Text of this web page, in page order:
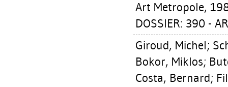
Art Metropole,
DOSSIER: 390 -
Giroud, Michel;
Bokor, Miklos;
Costa, Bernard;